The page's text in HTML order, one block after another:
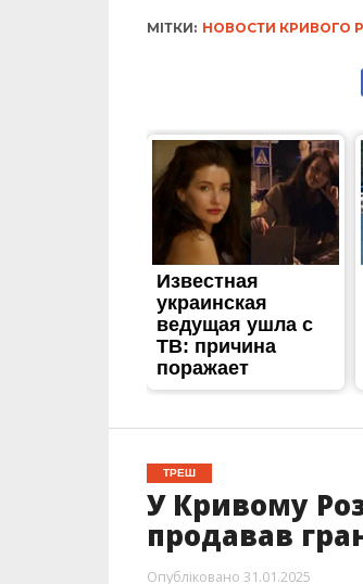
МІТКИ: НОВОСТИ КРИВОГО
ТРЕШ
У Кривому
продавав
Опубліковано 31.01.2025